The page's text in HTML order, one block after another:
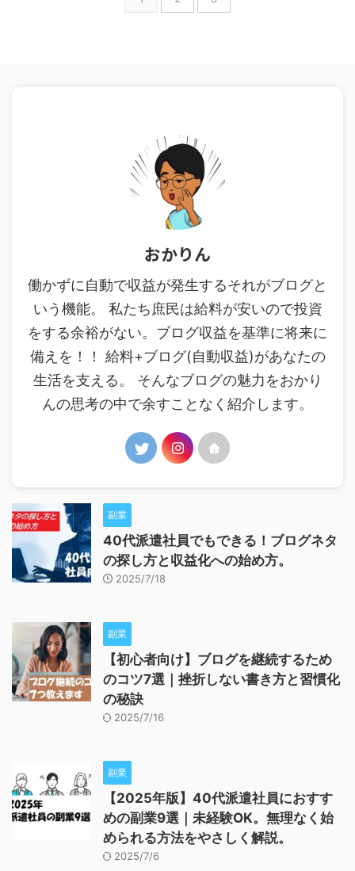
おかりん
働かずに自動で収益が発生するそれがブログと
いう機能。 私たち庶民は給料が安いので投資
をする余裕がない。ブログ収益を基準に将来に
備えを！！ 給料+ブログ(自動収益)があなたの
生活を支える。 そんなブログの魅力をおかり
んの思考の中で余すことなく紹介します。
副業
40代派遣社員でもできる！ブログネタ
の探し方と収益化への始め方。
2025/7/18
副業
【初心者向け】ブログを継続するため
のコツ7選｜挫折しない書き方と習慣化
の秘訣
2025/7/16
副業
【2025年版】40代派遣社員におすす
めの副業9選｜未経験OK。無理なく始
められる方法をやさしく解説。
2025/7/6